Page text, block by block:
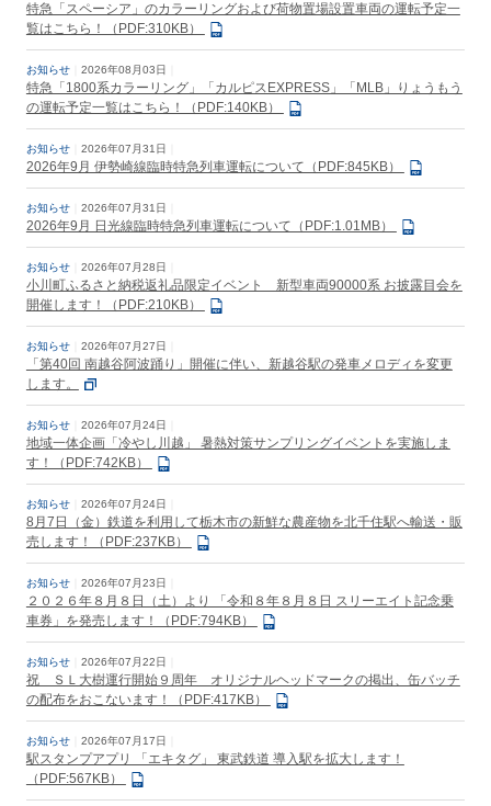
特急「スペーシア」のカラーリングおよび荷物置場設置車両の運転予定一
覧はこちら！（PDF:310KB）
お知らせ 2026年08月03日
特急「1800系カラーリング」「カルピスEXPRESS」「MLB」りょうもう
の運転予定一覧はこちら！（PDF:140KB）
お知らせ 2026年07月31日
2026年9月 伊勢崎線臨時特急列車運転について（PDF:845KB）
お知らせ 2026年07月31日
2026年9月 日光線臨時特急列車運転について（PDF:1.01MB）
お知らせ 2026年07月28日
小川町ふるさと納税返礼品限定イベント 新型車両90000系 お披露目会を
開催します！（PDF:210KB）
お知らせ 2026年07月27日
「第40回 南越谷阿波踊り」開催に伴い、新越谷駅の発車メロディを変更
します。
お知らせ 2026年07月24日
地域一体企画「冷やし川越」 暑熱対策サンプリングイベントを実施しま
す！（PDF:742KB）
お知らせ 2026年07月24日
8月7日（金）鉄道を利用して栃木市の新鮮な農産物を北千住駅へ輸送・販
売します！（PDF:237KB）
お知らせ 2026年07月23日
２０２６年８月８日（土）より 「令和８年８月８日 スリーエイト記念乗
車券」を発売します！（PDF:794KB）
お知らせ 2026年07月22日
祝 ＳＬ大樹運行開始９周年 オリジナルヘッドマークの掲出、缶バッチ
の配布をおこないます！（PDF:417KB）
お知らせ 2026年07月17日
駅スタンプアプリ 「エキタグ」 東武鉄道 導入駅を拡大します！
（PDF:567KB）